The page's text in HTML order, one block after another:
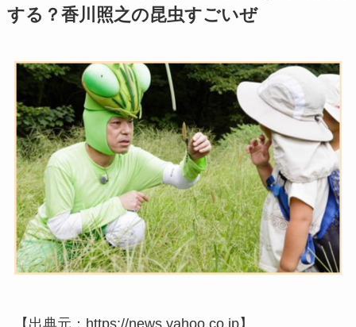
する？香川照之の昆虫すごいぜ
【出典元：https://news.yahoo.co.jp】